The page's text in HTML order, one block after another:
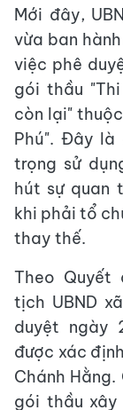
Mới đây,
vừa ban
việc phê
gói thầu
còn lại"
Phú". Đây
trọng sử
hút sự quan
khi phải tổ
thay thế.
Theo Quyết
tịch UBND
duyệt ngày
được xác
Chánh
gói thầu xây